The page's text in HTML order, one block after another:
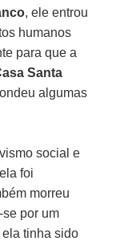
, ele entrou
humanos
para que a
Santa
algumas
social e
foi
morreu
por um
tinha sido